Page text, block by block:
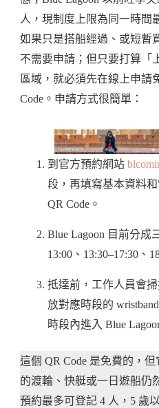
人，現制度上限為同一時間
如果只是搭船經過、或短暫
不需要申請；但只要打算「
區域，就必須先在線上申請
Code。申請方式很簡單：
到官方預約網站
段，再填寫基本資料
QR Code。
Blue Lagoon 目前分成
13:00、13:30–17:30、
抵達前，工作人員會
放對應時段的
時段內進入 Blue
這個 QR Code 是免費的，
的渡輪、快艇或一日遊船仍
預約最多可登記 4 人，5 歲